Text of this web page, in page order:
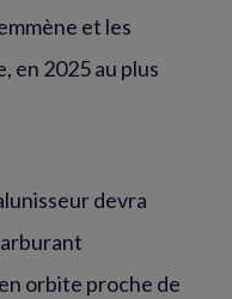
et les
en 2025 au plus
devra
orbite proche de